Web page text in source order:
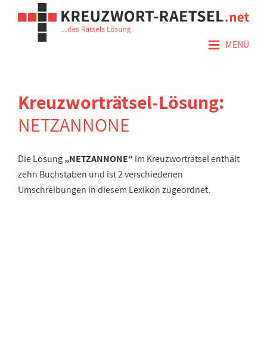
≡ MENÜ
Kreuzworträtsel-Lösung:
NETZANNONE
Die Lösung„NETZANNONE“ im Kreuzworträtsel enthält
zehn Buchstaben und ist 2 verschiedenen
Umschreibungen in diesem Lexikon zugeordnet.